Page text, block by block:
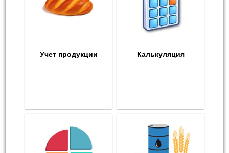
Учет продукции Калькуляция